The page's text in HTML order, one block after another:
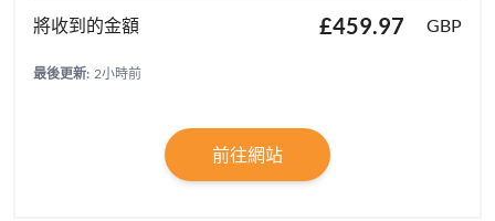
£459.97 GBP
最後更新: 2小時前
前往網站